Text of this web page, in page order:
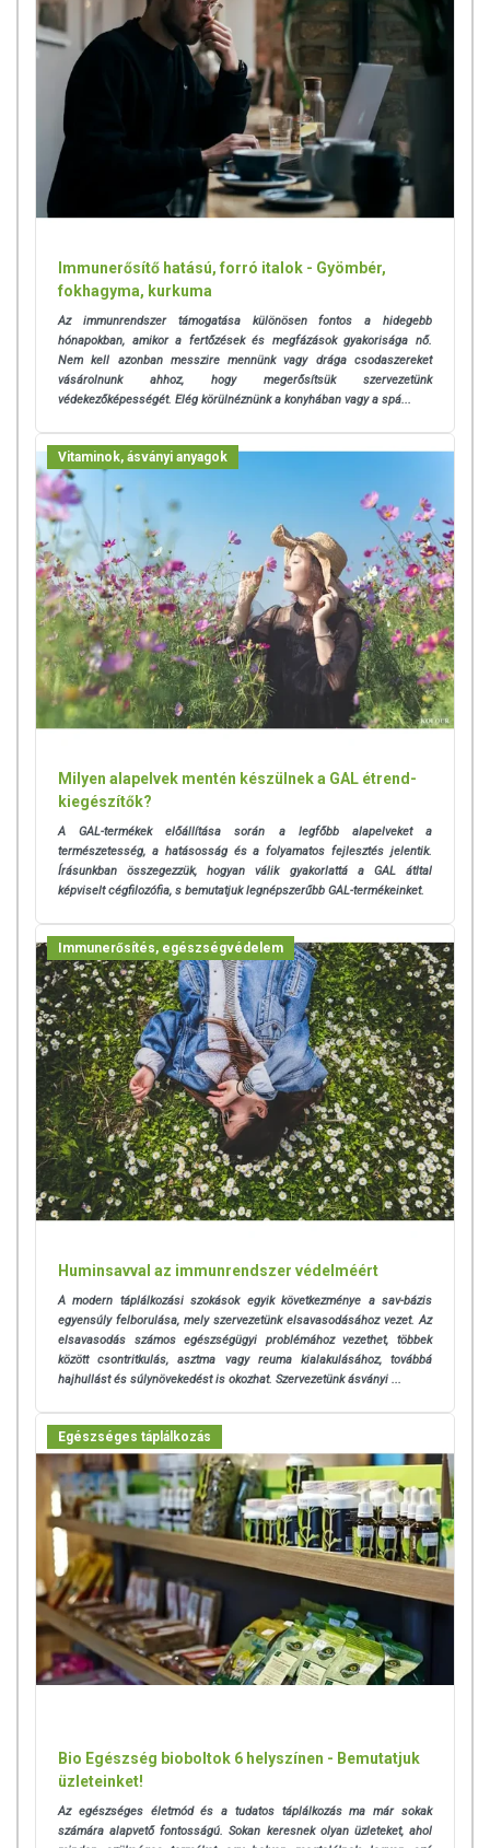
A termék nem helyettesíti a kiegyensúlyozott, vegyes étrendet és az
egészséges életmódot!
A termék nem gyógyít betegségeket! A termék nem az orvosi kezelés
helyettesítésére alkalmas! Betegség esetén használatát beszélje meg
kezelőorvosával. Az ajánlott napi fogyasztási mennyiséget ne lépje túl!
Ne szedje a készítményt, ha az összetevők bármelyikére érzékeny
vagy allergiás! Kisgyermektől elzárva tartandó!
Immunerősítő hatású, forró italok - Gyömbér,
fokhagyma, kurkuma
Az immunrendszer támogatása különösen fontos a hidegebb
hónapokban, amikor a fertőzések és megfázások gyakorisága nő.
Nem kell azonban messzire mennünk vagy drága csodaszereket
vásárolnunk ahhoz, hogy megerősítsük szervezetünk
védekezőképességét. Elég körülnéznünk a konyhában vagy a spá...
Vitaminok, ásványi anyagok
Milyen alapelvek mentén készülnek a GAL étrend-
kiegészítők?
A GAL-termékek előállítása során a legfőbb alapelveket a
természetesség, a hatásosság és a folyamatos fejlesztés jelentik.
Írásunkban összegezzük, hogyan válik gyakorlattá a GAL átltal
képviselt cégfilozófia, s bemutatjuk legnépszerűbb GAL-termékeinket.
Immunerősítés, egészségvédelem
Huminsavval az immunrendszer védelméért
A modern táplálkozási szokások egyik következménye a sav-bázis
egyensúly felborulása, mely szervezetünk elsavasodásához vezet. Az
elsavasodás számos egészségügyi problémához vezethet, többek
között csontritkulás, asztma vagy reuma kialakulásához, továbbá
hajhullást és súlynövekedést is okozhat. Szervezetünk ásványi ...
Egészséges táplálkozás
Bio Egészség bioboltok 6 helyszínen - Bemutatjuk
üzleteinket!
Az egészséges életmód és a tudatos táplálkozás ma már sokak
számára alapvető fontosságú. Sokan keresnek olyan üzleteket, ahol